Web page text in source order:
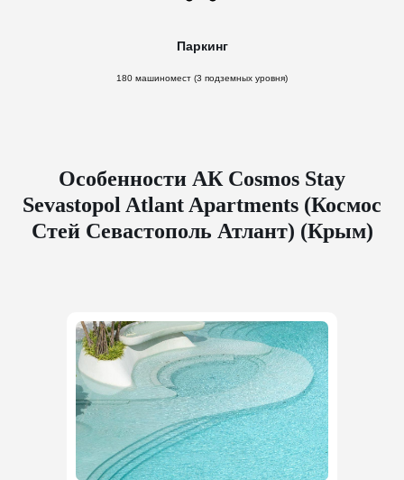
Паркинг
180 машиномест (3 подземных уровня)
Особенности АК Cosmos Stay
Sevastopol Atlant Apartments (Космос
Стей Севастополь Атлант) (Крым)